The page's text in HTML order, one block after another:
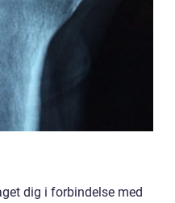
dig i forbindelse med